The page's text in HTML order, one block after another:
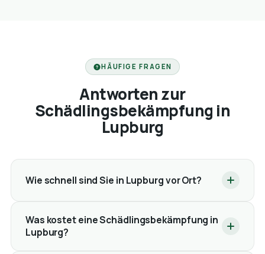
HÄUFIGE FRAGEN
Antworten zur
Schädlingsbekämpfung in
Lupburg
Wie schnell sind Sie in Lupburg vor Ort?
Was kostet eine Schädlingsbekämpfung in
Lupburg?